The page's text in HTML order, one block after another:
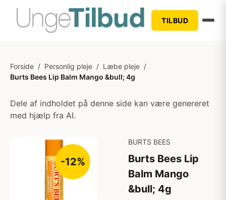
TILBUD
Forside / Personlig pleje / Læbe pleje /
Burts Bees Lip Balm Mango &bull; 4g
Dele af indholdet på denne side kan være genereret
med hjælp fra AI.
-12%
BURTS BEES
Burts Bees Lip
Balm Mango
&bull; 4g